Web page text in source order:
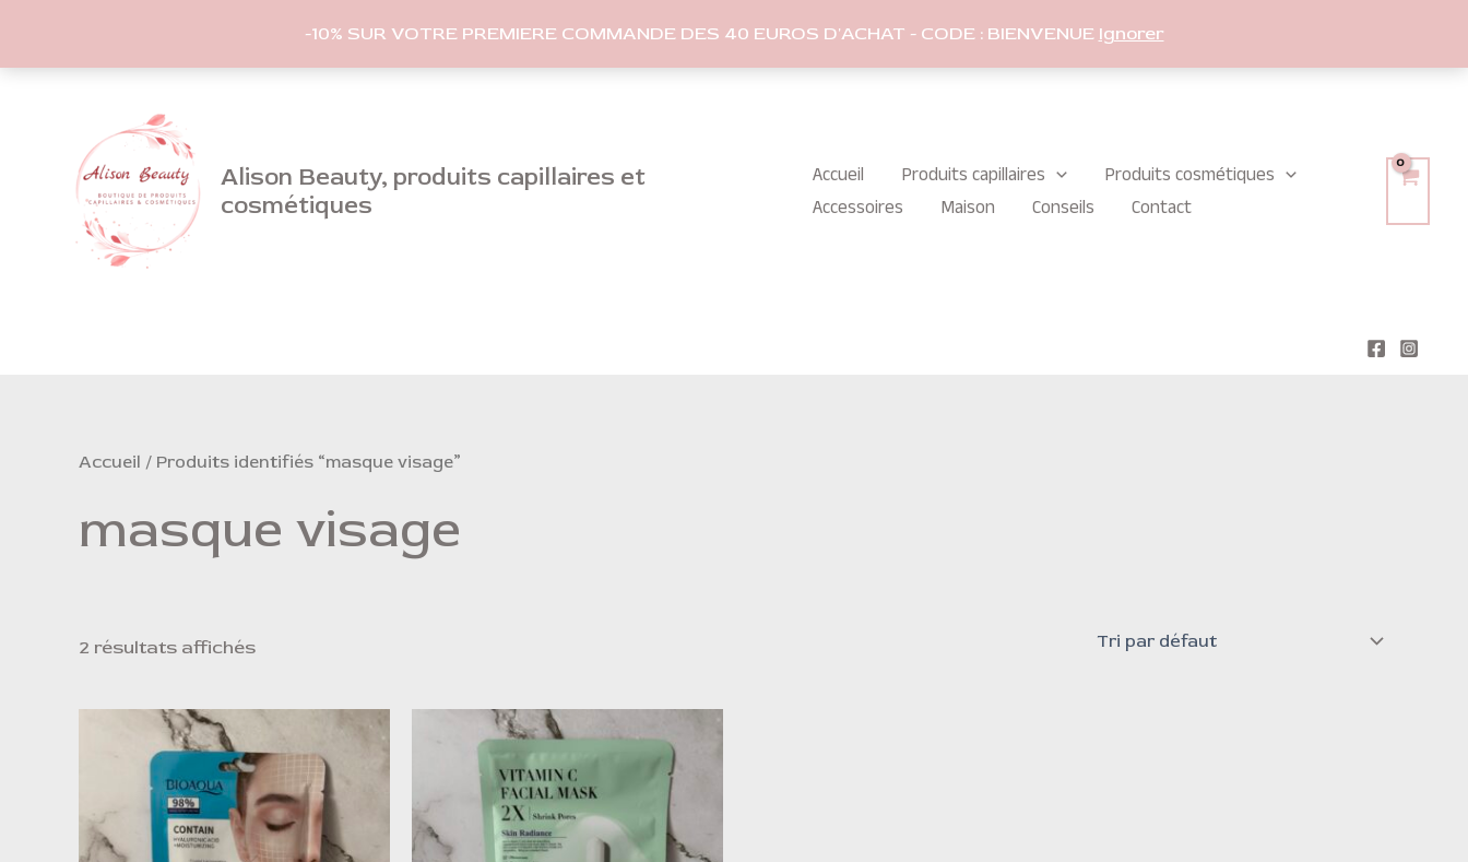
-10% SUR VOTRE PREMIERE COMMANDE DES 40 EUROS D'ACHAT - CODE : BIENVENUE Ignorer
Alison Beauty, produits capillaires et
cosmétiques
Accueil Produits capillaires
Produits cosmétiques
Accessoires
Maison Conseils Contact
Accueil / Produits identifiés “masque visage”
masque visage
2 résultats affichés